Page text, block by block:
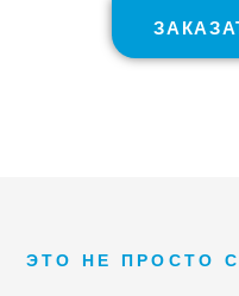
ЭТО НЕ ПРОСТО